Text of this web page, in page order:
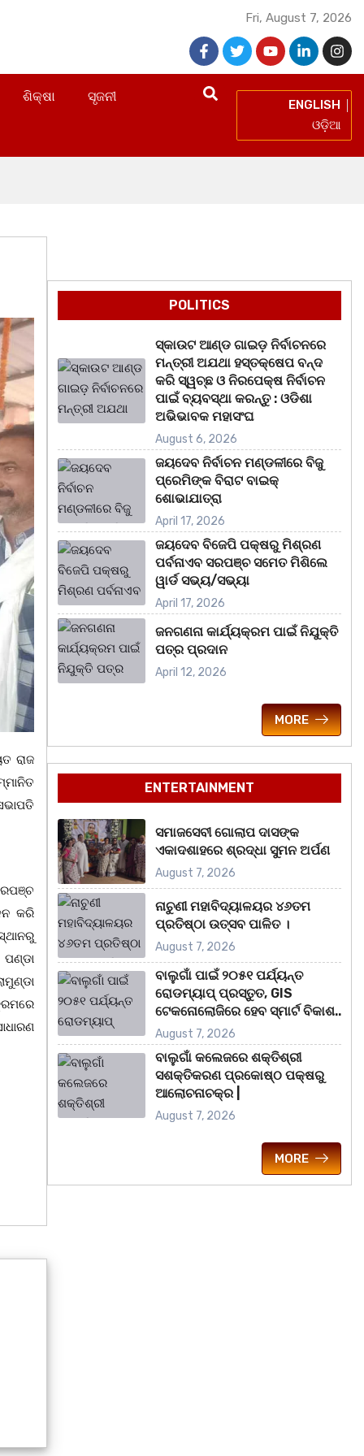
Fri, August 7, 2026
ଶିକ୍ଷା ସୃଜନୀ
ENGLISH
ଓଡ଼ିଆ
ରାଜ
କରି
POLITICS
ସ୍କାଉଟ ଆଣ୍ଡ ଗାଇଡ଼ ନିର୍ବାଚନରେ
ମନ୍ତ୍ରୀ ଅଯଥା ହସ୍ତକ୍ଷେପ ବନ୍ଦ
କରି ସ୍ୱଚ୍ଛ ଓ ନିରପେକ୍ଷ ନିର୍ବାଚନ
ପାଇଁ ବ୍ୟବସ୍ଥା କରନ୍ତୁ : ଓଡିଶା
ଅଭିଭାବକ ମହାସଂଘ
August 6, 2026
ଜୟଦେବ ନିର୍ବାଚନ ମଣ୍ଡଳୀରେ ବିଜୁ
ପ୍ରେମିଙ୍କ ବିରାଟ ବାଇକ୍
ଶୋଭାଯାତ୍ରା
April 17, 2026
ଜୟଦେବ ବିଜେପି ପକ୍ଷରୁ ମିଶ୍ରଣ
ପର୍ବନାଏବ ସରପଞ୍ଚ ସମେତ ମିଶିଲେ
ୱାର୍ଡ ସଭ୍ୟ/ସଭ୍ୟା
April 17, 2026
ଜନଗଣନା କାର୍ଯ୍ୟକ୍ରମ ପାଇଁ ନିଯୁକ୍ତି
ପତ୍ର ପ୍ରଦାନ
April 12, 2026
MORE
ENTERTAINMENT
ସମାଜସେବୀ ଗୋଲାପ ଦାସଙ୍କ
ଏକାଦଶାହରେ ଶ୍ରଦ୍ଧା ସୁମନ ଅର୍ପଣ
August 7, 2026
ନାଚୁଣୀ ମହାବିଦ୍ୟାଳୟର ୪୬ତମ
ପ୍ରତିଷ୍ଠା ଉତ୍ସବ ପାଳିତ ।
August 7, 2026
ବାଲୁଗାଁ ପାଇଁ ୨୦୫୧ ପର୍ଯ୍ୟନ୍ତ
ରୋଡମ୍ୟାପ୍ ପ୍ରସ୍ତୁତ, GIS
ଟେକନୋଲୋଜିରେ ହେବ ସ୍ମାର୍ଟ ବିକାଶ..
August 7, 2026
ବାଲୁଗାଁ କଲେଜରେ ଶକ୍ତିଶ୍ରୀ
ସଶକ୍ତିକରଣ ପ୍ରକୋଷ୍ଠ ପକ୍ଷରୁ
ଆଲୋଚନାଚକ୍ର |
August 7, 2026
MORE